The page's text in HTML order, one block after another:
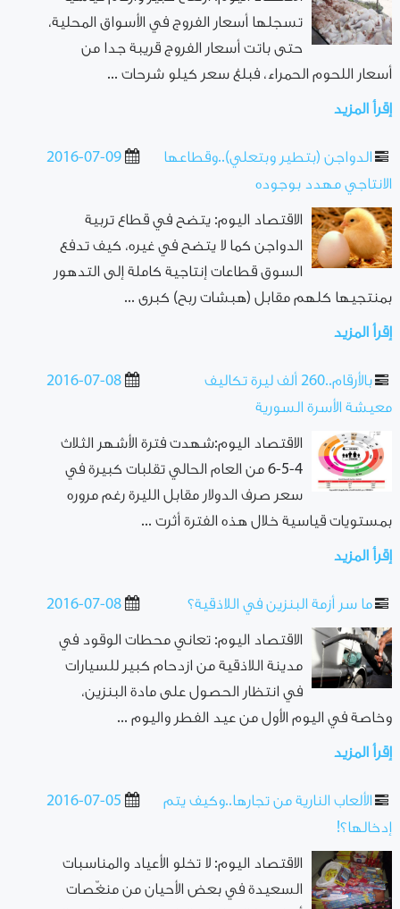
تسجلها أسعار الفروج في الأسواق المحلية،
حتى باتت أسعار الفروج قريبة جدا من
أسعار اللحوم الحمراء، فبلغ سعر كيلو شرحات ...
إقرأ المزيد
2016-07-09
الدواجن (بتطير وبتعلي)..وقطاعها
الانتاجي مهدد بوجوده
الاقتصاد اليوم: يتضح في قطاع تربية
الدواجن كما لا يتضح في غيره، كيف تدفع
السوق قطاعات إنتاجية كاملة إلى التدهور
بمنتجيها كلهم مقابل (هبشات ربح) كبرى ...
إقرأ المزيد
2016-07-08
بالأرقام..260 ألف ليرة تكاليف
معيشة الأسرة السورية
الاقتصاد اليوم:شهدت فترة الأشهر الثلاث
4-5-6 من العام الحالي تقلبات كبيرة في
سعر صرف الدولار مقابل الليرة رغم مروره
بمستويات قياسية خلال هذه الفترة أثرت ...
إقرأ المزيد
2016-07-08 ما سر أزمة البنزين في اللاذقية؟
الاقتصاد اليوم: تعاني محطات الوقود في
مدينة اللاذقية من ازدحام كبير للسيارات
في انتظار الحصول على مادة البنزين،
وخاصة في اليوم الأول من عيد الفطر واليوم ...
إقرأ المزيد
2016-07-05
الألعاب النارية من تجارها..وكيف يتم
إدخالها؟!
الاقتصاد اليوم: لا تخلو الأعياد والمناسبات
السعيدة في بعض الأحيان من منغّصات